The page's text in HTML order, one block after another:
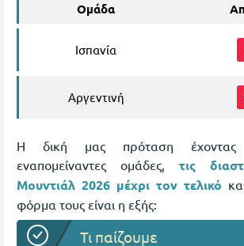
Ομάδα
Ισπανία
Αργεντινή
Η δική μας πρόταση έχοντας
εναπομείναντες ομάδες,
τις
Μουντιάλ 2026 μέχρι τον τελικό
φόρμα τους είναι η εξής:
Τι παίζουμε